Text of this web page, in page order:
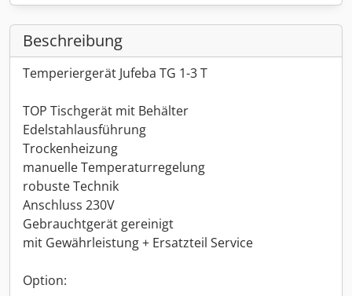
Beschreibung
Temperiergerät Jufeba TG 1-3 T
TOP Tischgerät mit Behälter
Edelstahlausführung
Trockenheizung
manuelle Temperaturregelung
robuste Technik
Anschluss 230V
Gebrauchtgerät gereinigt
mit Gewährleistung + Ersatzteil Service
Option: